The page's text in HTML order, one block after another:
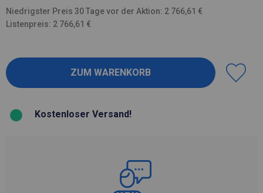
Niedrigster Preis 30 Tage vor der Aktion: 2 766,61 €
Listenpreis: 2 766,61 €
Kostenloser Versand!